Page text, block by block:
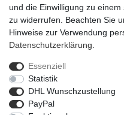
Widerrufs­recht
Daten­schutz­erklärung
und die Einwilligung zu
zu widerrufen. Beachten Sie
Hinweise zur Verwendung
Daten­schutz­erklärung
Essenziell
Statistik
DHL Wunschzustellung
PayPal